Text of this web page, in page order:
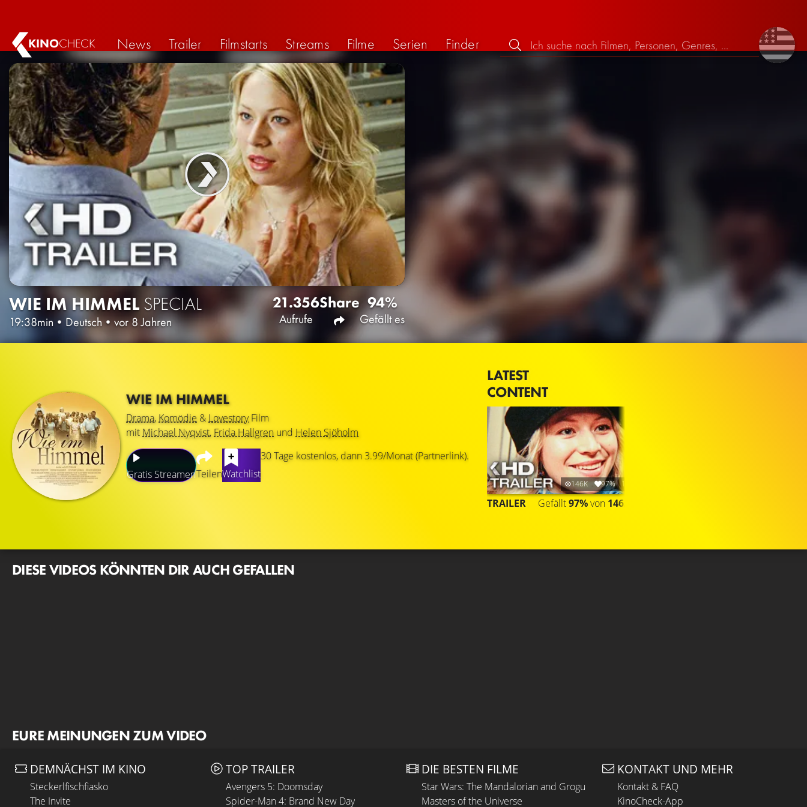
KINOCHECK News Trailer Filmstarts Streams Filme Serien Finder
WIE IM HIMMEL SPECIAL
19:38min • Deutsch•vor 8 Jahren
21.356
Aufrufe
Share 94%
Gefällt es
WIE IM HIMMEL
Drama, Komödie & LovestoryFilm
mit Michael Nyqvist, Frida Hallgren und Helen Sjöholm
Gratis StreamenTeilenWatchlist
30 Tage kostenlos, dann 3.99/Monat (Partnerlink).
LATEST
CONTENT
146K 97% 1:58
TRAILER Gefällt97%von 146.025
DIESE VIDEOS KÖNNTEN DIR AUCH GEFALLEN
EURE MEINUNGEN ZUM VIDEO
DEMNÄCHST IM KINO
Steckerlfischfiasko
The Invite
TOP TRAILER
Avengers 5: Doomsday
Spider-Man 4: Brand New Day
DIE BESTEN FILME
Star Wars: The Mandalorian and Grogu
Masters of the Universe
KONTAKT UND MEHR
Kontakt & FAQ
KinoCheck-App